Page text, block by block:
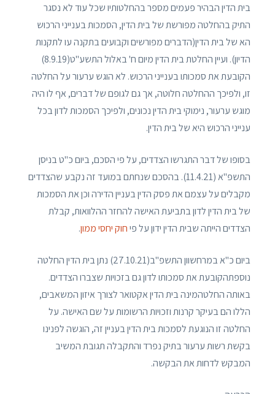
בית הדין הבהיר פעמים מספר בהחלטותיו שכל עוד לא נסגר
התיק בהחלטה מפורשת של בית הדין, הסמכות בענייני הרכוש
הא של בית הדין(הדברים מפורשים וקבועים בתקנה עו לתקנות
הדיון). ועיין החלטת בית הדין מיום ח' באלול התשע"ט(8.9.19)
הקובעת את סמכותו בענייני הרכוש. לא הוגש ערעור על החלטה
זו, ולפיכך ההחלטה חלוטה, אך גם לגופם של דברים, אף לו היה
מוגש ערעור, נימוקי בית הדין נכונים, ולפיכך הסמכות לדון בכל
ענייני הרכוש היא של בית הדין.
בסופו של דבר התגרשו הצדדים, על פי הסכם, ביום כ"ט בניסן
התשפ"א (11.4.21). בהסכם שנחתם במועד זה נקבע שהצדדים
מקבלים על עצמם את פסק הדין בעניין הדירה וכן את הסמכות
של בית הדין לדון בתביעת האישה להחזר ההלוואות, קבלת
הצדדים הייתה שבית הדין ידון על פיחוק יחסי ממון.
ביום כ"א במרחשוון התשפ"ב(27.10.21) נתן בית הדין החלטה
נוספתהקובעת את סמכותו לדון גם בזכויות שצברו הצדדים.
באותה החלטהמינה בית הדין אקטואר לצורך איזון המשאבים,
הללו הם בעיקר קרנות וזכויות הרשומות על שם האישה. על
החלטה זו הנוגעת לסמכות בית הדין בעניין זה, הוגשה לפנינו
בקשת רשות ערעור בתיק נפרד והתקבלה תגובת המשיב
המבקש לדחות את הבקשה.